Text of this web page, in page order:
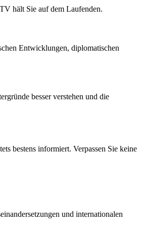
hält Sie auf dem Laufenden.
Entwicklungen, diplomatischen
besser verstehen und die
bestens informiert. Verpassen Sie keine
und internationalen